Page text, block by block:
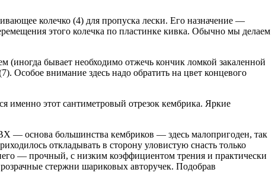
колечко (4) для пропуска лески. Его назначение —
этого колечка по пластинке кивка. Обычно мы делаем
(иногда бывает необходимо отжечь кончик ломкой закаленной
Особое внимание здесь надо обратить на цвет концевого
именно этот сантиметровый отрезок кембрика. Яркие
— основа большинства кембриков — здесь малопригоден, так
откладывать в сторону уловистую снасть только
— прочный, с низким коэффициентом трения и практически
стержни шариковых авторучек. Подобрав